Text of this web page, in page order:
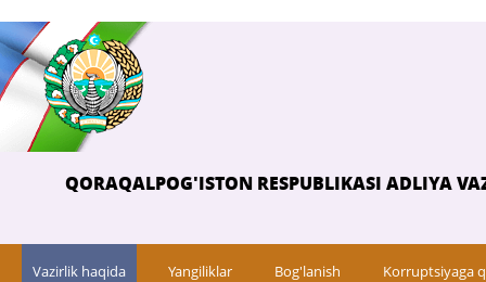
QORAQALPOG'ISTON RESPUBLIKASI ADLIYA
Vazirlik haqida Yangiliklar Bog'lanish Korruptsiyaga